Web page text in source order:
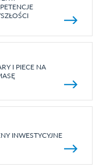
I PIECE NA
INWESTYCYJNE